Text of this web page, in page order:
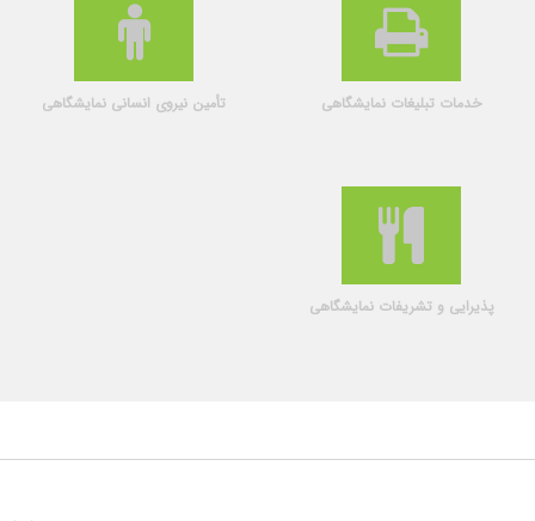
خدمات تبلیغات نمایشگاهی تأمین نیروی انسانی نمایشگاهی
پذیرایی و تشریفات نمایشگاهی